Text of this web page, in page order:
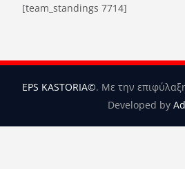
[team_standings 7714]
EPS KASTORIA©. Με την
Developed by